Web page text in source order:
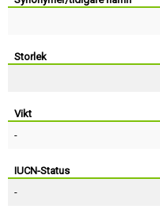
Storlek
Vikt
-
IUCN-Status
-